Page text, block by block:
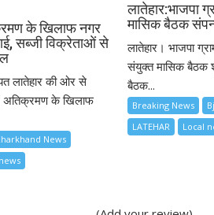
के खिलाफ नगर
सब्जी विक्रेताओं से
लातेहार की ओर से
अतिक्रमण के खिलाफ
Jharkhand News
लातेहार:भाजपा
मासिक बैठक
लातेहार। भाजपा
संयुक्त मासिक बैठक
बैठक...
Breaking News
LATEHAR
Local